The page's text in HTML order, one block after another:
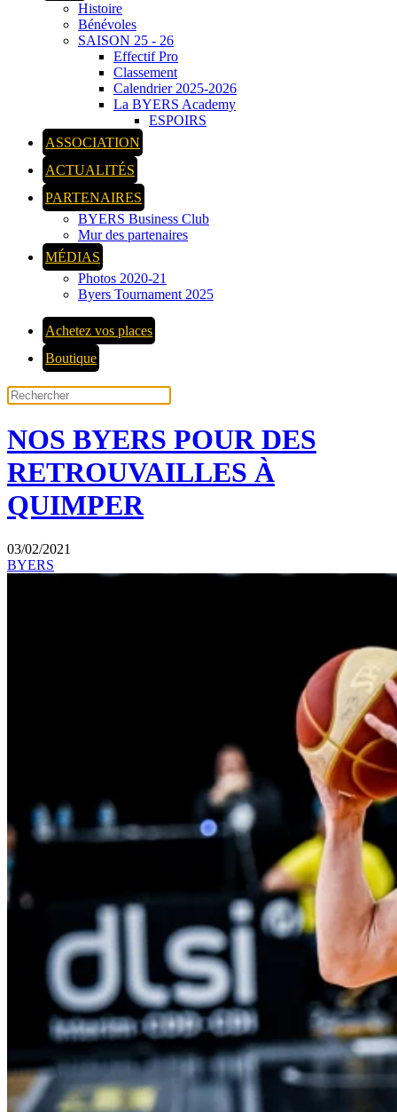
Histoire
Bénévoles
SAISON 25 - 26
Effectif Pro
Classement
Calendrier 2025-2026
La BYERS Academy
ESPOIRS
ASSOCIATION
ACTUALITÉS
PARTENAIRES
BYERS Business Club
Mur des partenaires
MÉDIAS
Photos 2020-21
Byers Tournament 2025
Achetez vos places
Boutique
NOS BYERS POUR DES
RETROUVAILLES À
QUIMPER
03/02/2021
BYERS